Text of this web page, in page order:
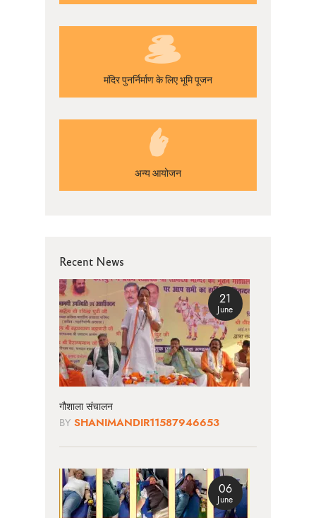
मंदिर पुनर्निर्माण के लिए भूमि पूजन
अन्य आयोजन
Recent News
21
June
गौशाला संचालन
BY SHANIMANDIR11587946653
06
June